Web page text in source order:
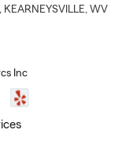
, KEARNEYSVILLE, WV
Inc